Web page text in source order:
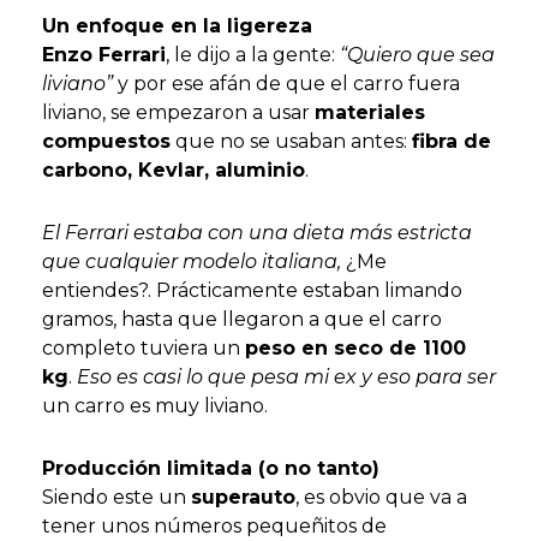
Un enfoque en la ligereza
Enzo Ferrari, le dijo a la gente: “Quiero que sea
liviano”y por ese afán de que el carro fuera
liviano, se empezaron a usar materiales
compuestos que no se usaban antes: fibra de
carbono, Kevlar, aluminio.
El Ferrari estaba con una dieta más estricta
que cualquier modelo italiana, ¿Me
entiendes?. Prácticamente estaban limando
gramos, hasta que llegaron a que el carro
completo tuviera un peso en seco de 1100
kg. Eso es casi lo que pesa mi ex y eso para ser
un carro es muy liviano.
Producción limitada (o no tanto)
Siendo este un superauto, es obvio que va a
tener unos números pequeñitos de